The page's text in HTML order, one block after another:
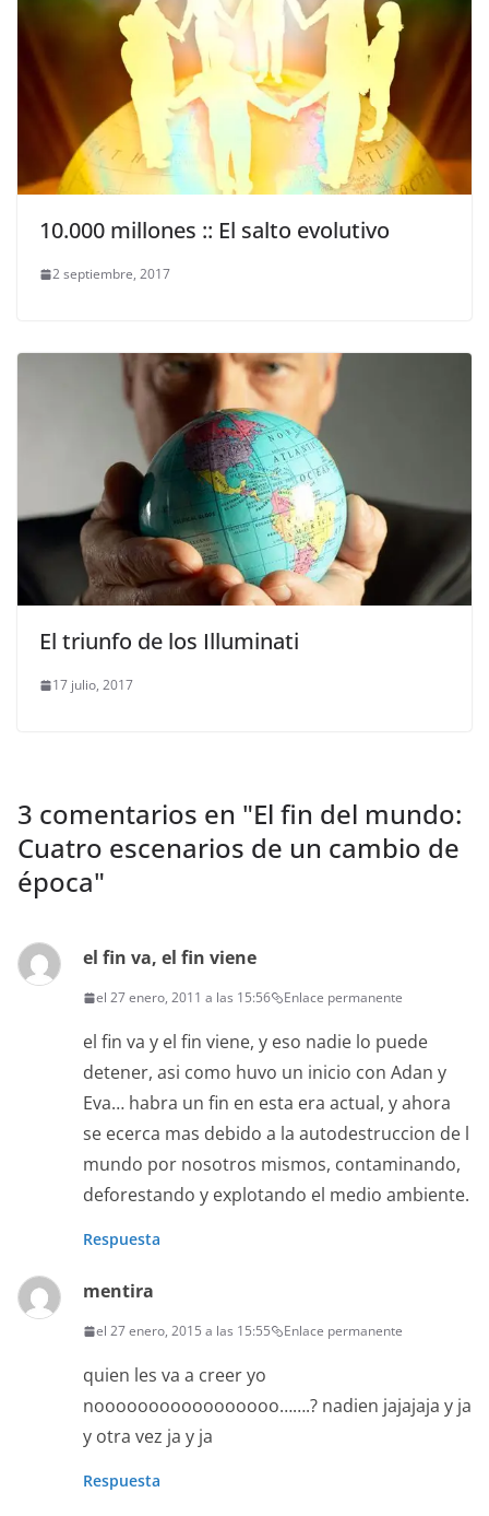
10.000 millones :: El salto evolutivo
2 septiembre, 2017
El triunfo de los Illuminati
17 julio, 2017
3 comentarios en "El fin del mundo:
Cuatro escenarios de un cambio de
época"
el fin va, el fin viene
el 27 enero, 2011 a las 15:56 Enlace permanente
el fin va y el fin viene, y eso nadie lo puede
detener, asi como huvo un inicio con Adan y
Eva… habra un fin en esta era actual, y ahora
se ecerca mas debido a la autodestruccion de l
mundo por nosotros mismos, contaminando,
deforestando y explotando el medio ambiente.
Respuesta
mentira
el 27 enero, 2015 a las 15:55 Enlace permanente
quien les va a creer yo
nooooooooooooooooo…….? nadien jajajaja y ja
y otra vez ja y ja
Respuesta